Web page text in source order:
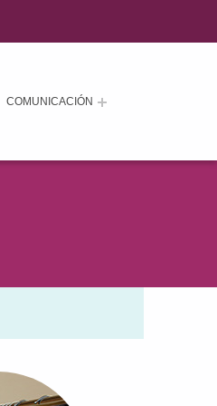
COMUNICACIÓN